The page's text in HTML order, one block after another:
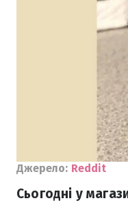
Джерело: Reddit
Сьогодні у